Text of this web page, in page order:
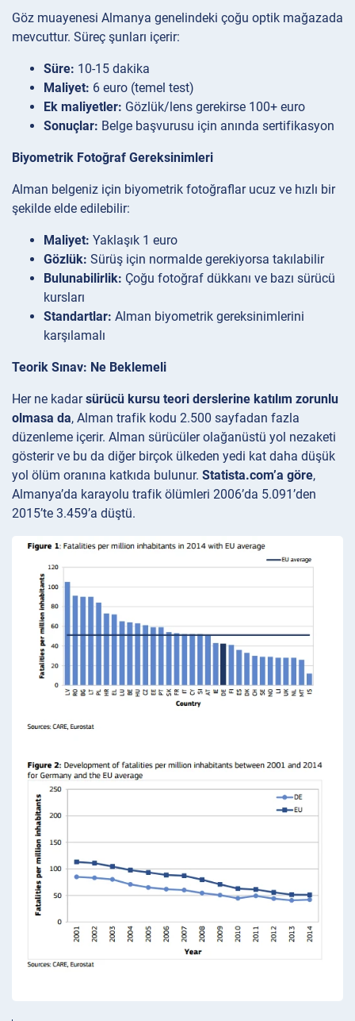
Göz muayenesi Almanya genelindeki çoğu optik mağazada
mevcuttur. Süreç şunları içerir:
Süre: 10-15 dakika
Maliyet: 6 euro (temel test)
Ek maliyetler: Gözlük/lens gerekirse 100+ euro
Sonuçlar: Belge başvurusu için anında sertifikasyon
Biyometrik Fotoğraf Gereksinimleri
Alman belgeniz için biyometrik fotoğraflar ucuz ve hızlı bir
şekilde elde edilebilir:
Maliyet: Yaklaşık 1 euro
Gözlük: Sürüş için normalde gerekiyorsa takılabilir
Bulunabilirlik: Çoğu fotoğraf dükkanı ve bazı sürücü
kursları
Standartlar: Alman biyometrik gereksinimlerini
karşılamalı
Teorik Sınav: Ne Beklemeli
Her ne kadarsürücü kursu teori derslerine katılım zorunlu
olmasa da, Alman trafik kodu 2.500 sayfadan fazla
düzenleme içerir. Alman sürücüler olağanüstü yol nezaketi
gösterir ve bu da diğer birçok ülkeden yedi kat daha düşük
yol ölüm oranına katkıda bulunur. Statista.com’a göre,
Almanya’da karayolu trafik ölümleri 2006’da 5.091’den
2015’te 3.459’a düştü.